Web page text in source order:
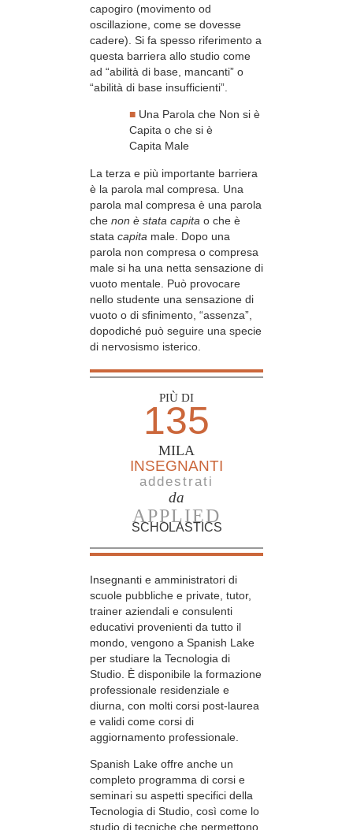
capogiro (movimento od
oscillazione, come se dovesse
cadere). Si fa spesso riferimento a
questa barriera allo studio come
ad “abilità di base, mancanti” o
“abilità di base insufficienti”.
■ Una Parola che Non si è
Capita o che si è
Capita Male
La terza e più importante barriera
è la parola mal compresa. Una
parola mal compresa è una parola
che non è stata capita o che è
stata capita male. Dopo una
parola non compresa o compresa
male si ha una netta sensazione di
vuoto mentale. Può provocare
nello studente una sensazione di
vuoto o di sfinimento, “assenza”,
dopodiché può seguire una specie
di nervosismo isterico.
PIÙ DI
135
MILA
INSEGNANTI
addestrati
da
APPLIED
SCHOLASTICS
Insegnanti e amministratori di
scuole pubbliche e private, tutor,
trainer aziendali e consulenti
educativi provenienti da tutto il
mondo, vengono a Spanish Lake
per studiare la Tecnologia di
Studio. È disponibile la formazione
professionale residenziale e
diurna, con molti corsi post-laurea
e validi come corsi di
aggiornamento professionale.
Spanish Lake offre anche un
completo programma di corsi e
seminari su aspetti specifici della
Tecnologia di Studio, così come lo
studio di tecniche che permettono